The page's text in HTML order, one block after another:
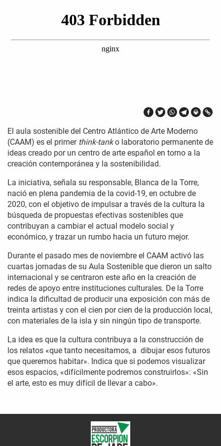
El aula sostenible del Centro Atlántico de Arte Moderno
(CAAM) es el primer think-tanko laboratorio permanente de
ideas creado por un centro de arte español en torno a la
creación contemporánea y la sostenibilidad.
La iniciativa, señala su responsable, Blanca de la Torre,
nació en plena pandemia de la covid-19, en octubre de
2020, con el objetivo de impulsar a través de la cultura la
búsqueda de propuestas efectivas sostenibles que
contribuyan a cambiar el actual modelo social y
económico, y trazar un rumbo hacia un futuro mejor.
Durante el pasado mes de noviembre el CAAM activó las
cuartas jornadas de su Aula Sostenible que dieron un salto
internacional y se centraron este año en la creación de
redes de apoyo entre instituciones culturales. De la Torre
indica la dificultad de producir una exposición con más de
treinta artistas y con el cien por cien de la producción local,
con materiales de la isla y sin ningún tipo de transporte.
La idea es que la cultura contribuya a la construcción de
los relatos «que tanto necesitamos, a dibujar esos futuros
que queremos habitar». Indica que si podemos visualizar
esos espacios, «difícilmente podremos construirlos»: «Sin
el arte, esto es muy difícil de llevar a cabo».